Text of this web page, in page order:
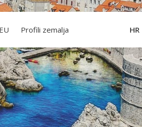
HR
Profili zemalja